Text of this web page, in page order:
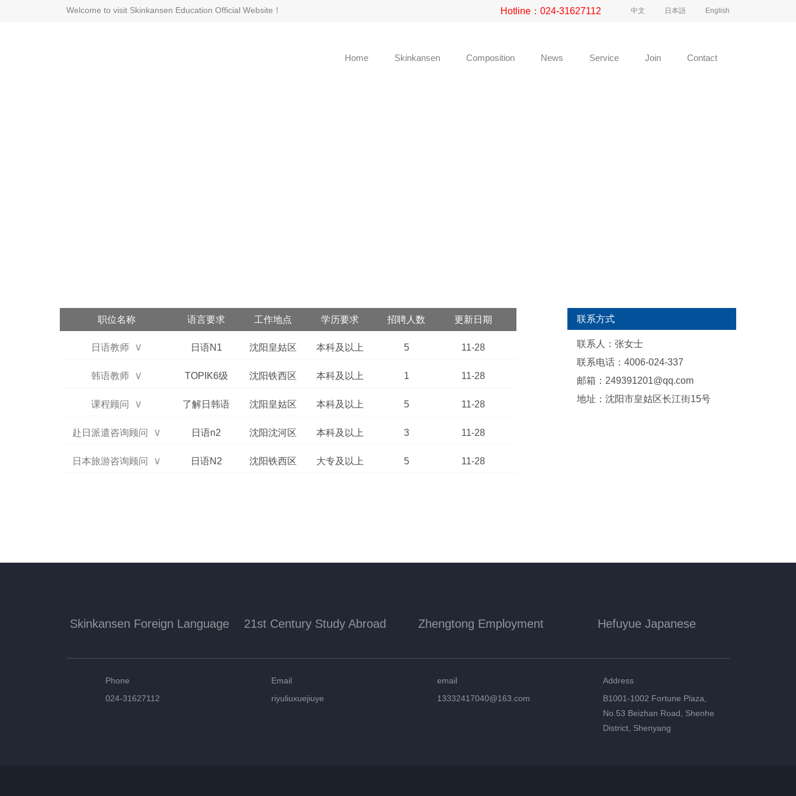
中文 日本語 English
Hotline： 024-31627112
Welcome to visit Skinkansen Education Official Website！
Home Skinkansen Composition News Service Join Contact
职位名称 语言要求 工作地点 学历要求 招聘人数 更新日期
日语教师 日语N1 沈阳皇姑区 本科及以上 5 11-28
韩语教师 TOPIK6级 沈阳铁西区 本科及以上 1 11-28
课程顾问 了解日韩语 沈阳皇姑区 本科及以上 5 11-28
赴日派遣咨询顾问 日语n2 沈阳沈河区 本科及以上 3 11-28
日本旅游咨询顾问 日语N2 沈阳铁西区 大专及以上 5 11-28
联系方式
联系人：张女士
联系电话：4006-024-337
邮箱：249391201@qq.com
地址：沈阳市皇姑区长江街15号
Skinkansen Foreign Language 21st Century Study Abroad Zhengtong Employment Hefuyue Japanese
Phone
024-31627112
Email
riyuliuxuejiuye
email
13332417040@163.com
Address
B1001-1002 Fortune Plaza,
No.53 Beizhan Road, Shenhe
District, Shenyang